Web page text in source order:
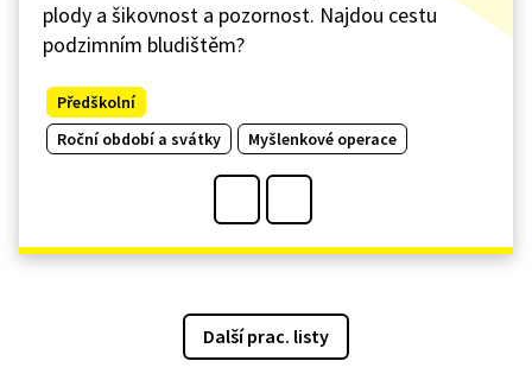
plody a šikovnost a pozornost. Najdou cestu
podzimním bludištěm?
Předškolní
Roční období a svátky
Myšlenkové operace
Další prac. listy